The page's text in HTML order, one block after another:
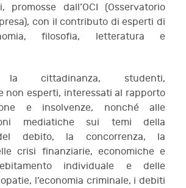
dall’OCI (Osservatorio
con il contributo di esperti di
filosofia, letteratura e
la cittadinanza, studenti,
non esperti, interessati al rapporto
e insolvenze, nonché alle
mediatiche sui temi della
debito, la concorrenza, la
crisi finanziarie, economiche e
individuale e delle
l’economia criminale, i debiti